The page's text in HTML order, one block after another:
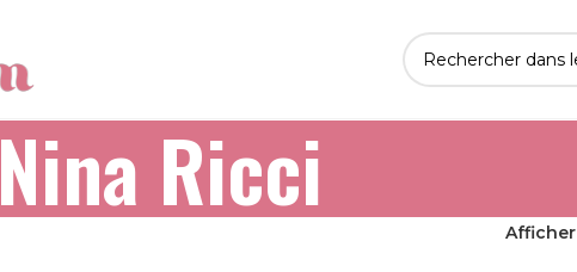
Nina Ricci
Afficher